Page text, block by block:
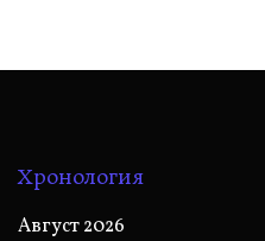
Хронология
Август 2026